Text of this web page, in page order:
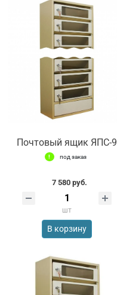
Почтовый ящик ЯПС-9
под заказ
7 580 руб.
шт
В корзину